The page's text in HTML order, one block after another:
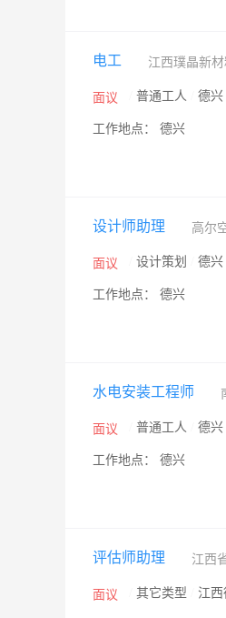
电工 江西璞晶新
面议 普通工人 德兴
工作地点： 德兴
设计师助理 高尔
面议 设计策划 德兴
工作地点： 德兴
水电安装工程师
面议 普通工人 德兴
工作地点： 德兴
评估师助理 江西
面议 其它类型 江